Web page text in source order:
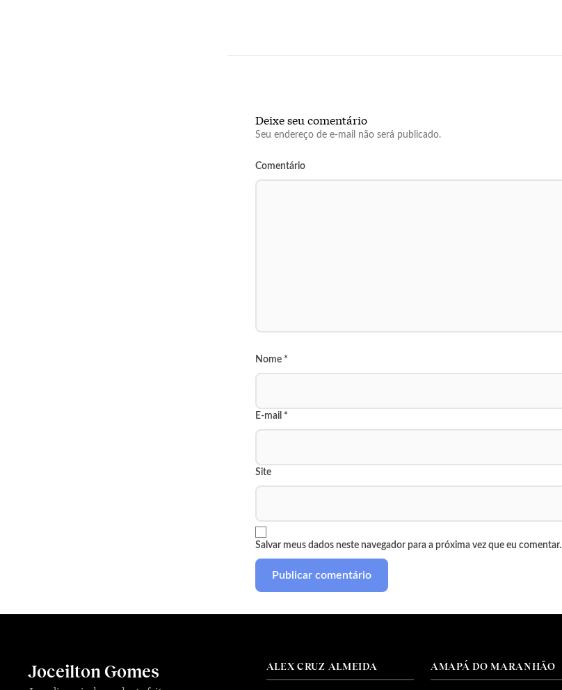
Deixe seu comentário
Seu endereço de e-mail não será publicado.
Comentário
Nome *
E-mail *
Site
Salvar meus dados neste navegador para a próxima vez que eu comentar.
Joceilton Gomes ALEX CRUZ ALMEIDA AMAPÁ DO MARANHÃO